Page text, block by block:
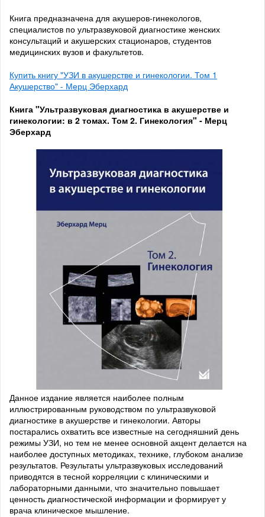
Книга предназначена для акушеров-гинекологов,
специалистов по ультразвуковой диагностике женских
консультаций и акушерских стационаров, студентов
медицинских вузов и факультетов.
Купить книгу "УЗИ в акушерстве и гинекологии. Том 1
Акушерство" - Мерц Эберхард
Книга "Ультразвуковая диагностика в акушерстве и
гинекологии: в 2 томах. Том 2. Гинекология" - Мерц
Эберхард
Данное издание является наиболее полным
иллюстрированным руководством по ультразвуковой
диагностике в акушерстве и гинекологии. Авторы
постарались охватить все известные на сегодняшний день
режимы УЗИ, но тем не менее основной акцент делается на
наиболее доступных методиках, технике, глубоком анализе
результатов. Результаты ультразвуковых исследований
приводятся в тесной корреляции с клиническими и
лабораторными данными, что значительно повышает
ценность диагностической информации и формирует у
врача клиническое мышление.